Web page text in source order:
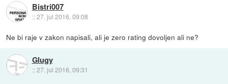
Bistri007
::27. jul 2016, 09:08
Ne bi raje v zakon napisali, ali je zero rating dovoljen ali ne?
Glugy
::27. jul 2016, 09:31